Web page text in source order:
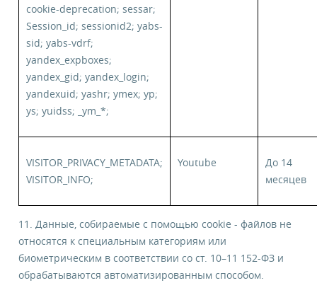
cookie-deprecation; sessar;
Session_id; sessionid2; yabs-
sid; yabs-vdrf;
yandex_expboxes;
yandex_gid; yandex_login;
yandexuid; yashr; ymex; yp;
ys; yuidss; _ym_*;
VISITOR_PRIVACY_METADATA;
VISITOR_INFO;
Youtube
До 14
месяцев
11. Данные, собираемые с помощью cookie - файлов не
относятся к специальным категориям или
биометрическим в соответствии со ст. 10–11 152-ФЗ и
обрабатываются автоматизированным способом.